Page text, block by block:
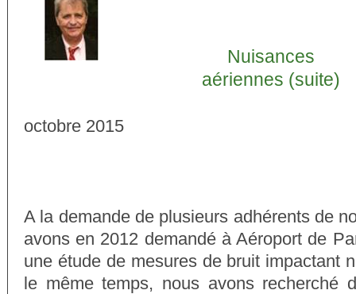
Nuisances
aériennes (suite)
octobre 2015
A la demande de plusieurs adhérents de
avons en 2012 demandé à Aéroport de
une étude de mesures de bruit impactant
le même temps, nous avons recherché